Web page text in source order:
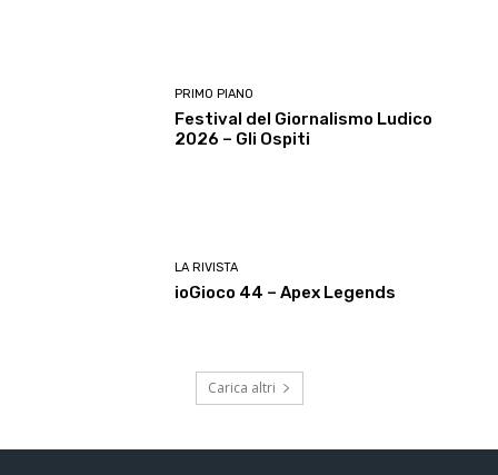
PRIMO PIANO
Festival del Giornalismo Ludico
2026 – Gli Ospiti
LA RIVISTA
ioGioco 44 – Apex Legends
Carica altri